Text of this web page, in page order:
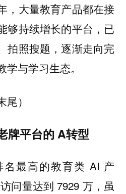
，大量教育产品都在接
够持续增长的平台，已
拍照搜题，逐渐走向完
与学习生态。
）
牌平台的 A转型
最高的教育类 AI 产
问量达到 7929 万，虽